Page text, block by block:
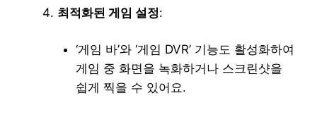
최적화된 게임 설정:
‘게임 바’와 ‘게임 DVR’ 기능도 활성화하여
게임 중 화면을 녹화하거나 스크린샷을
쉽게 찍을 수 있어요.